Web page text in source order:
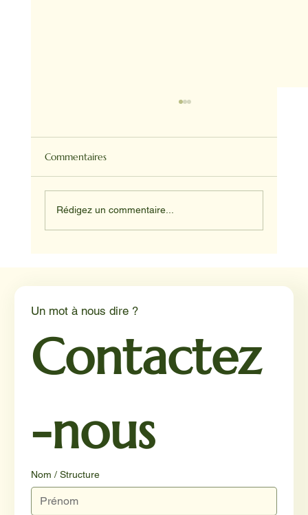
Commentaires
Rédigez un commentaire...
Un mot à nous dire ?
Contactez
-nous
Nom / Structure